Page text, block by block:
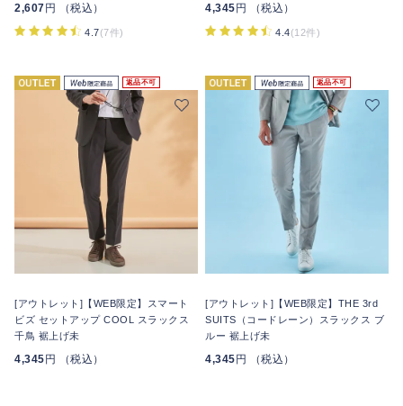
2,607円 （税込）
4.7(7件)
4,345円 （税込）
4.4(12件)
返品不可
[アウトレット]【WEB限定】スマート
ビズ セットアップ COOL スラックス
千鳥 裾上げ未
4,345円 （税込）
返品不可
[アウトレット]【WEB限定】THE 3rd
SUITS（コードレーン）スラックス ブ
ルー 裾上げ未
4,345円 （税込）